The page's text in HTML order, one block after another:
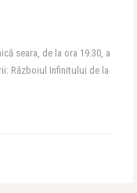
seara, de la ora 19.30, a
Războiul Infinitului de la